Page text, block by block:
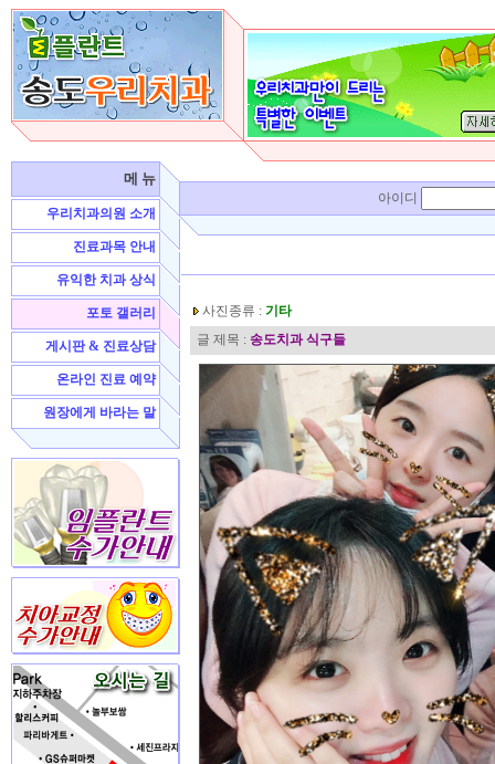
메 뉴
우리치과의원 소개
진료과목 안내
유익한 치과 상식
포토 갤러리
게시판 & 진료상담
온라인 진료 예약
원장에게 바라는 말
아이디
사진종류 : 기타
글 제목 : 송도치과 식구들